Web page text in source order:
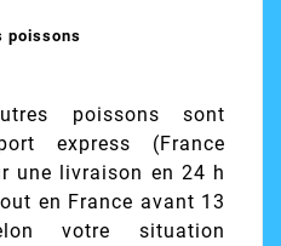
poissons
poissons sont
express (France
une livraison en 24 h
en France avant 13
votre situation